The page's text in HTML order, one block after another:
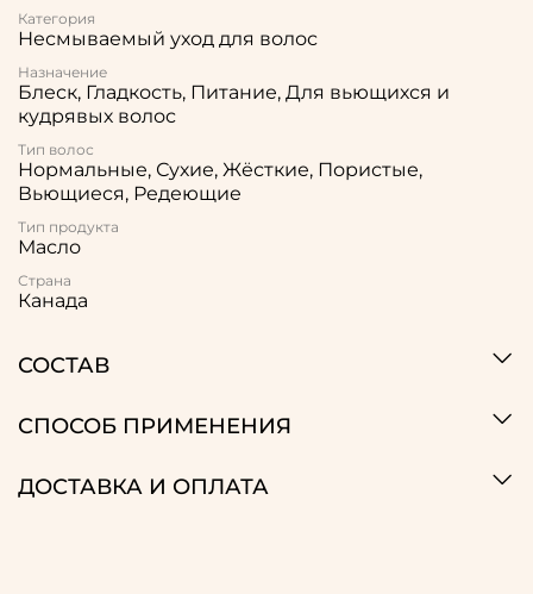
Категория
Несмываемый уход для волос
Назначение
Блеск, Гладкость, Питание, Для вьющихся и
кудрявых волос
Тип волос
Нормальные, Сухие, Жёсткие, Пористые,
Вьющиеся, Редеющие
Тип продукта
Масло
Страна
Канада
СОСТАВ
СПОСОБ ПРИМЕНЕНИЯ
ДОСТАВКА И ОПЛАТА